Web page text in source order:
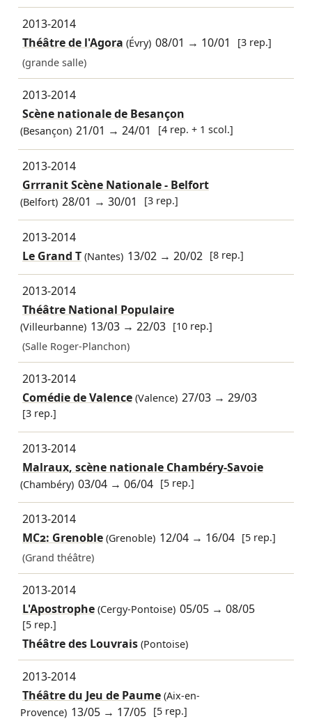
2013-2014
Théâtre de l'Agora (Évry) 08/01 → 10/01
[3 rep.]
(grande salle)
2013-2014
Scène nationale de Besançon
(Besançon) 21/01 →24/01 [4 rep. + 1 scol.]
2013-2014
Grrranit Scène Nationale - Belfort
(Belfort) 28/01 →30/01 [3 rep.]
2013-2014
Le Grand T(Nantes) 13/02 →20/02 [8 rep.]
2013-2014
Théâtre National Populaire
(Villeurbanne) 13/03 →22/03 [10 rep.]
(Salle Roger-Planchon)
2013-2014
Comédie de Valence(Valence) 27/03 →29/03
[3 rep.]
2013-2014
Malraux, scène nationale Chambéry-Savoie
(Chambéry) 03/04 →06/04 [5 rep.]
2013-2014
MC2: Grenoble(Grenoble) 12/04 → 16/04 [5 rep.]
(Grand théâtre)
2013-2014
L'Apostrophe(Cergy-Pontoise) 05/05 →08/05
[5 rep.]
Théâtre des Louvrais (Pontoise)
2013-2014
Théâtre du Jeu de Paume(Aix-en-
Provence) 13/05 → 17/05 [5 rep.]